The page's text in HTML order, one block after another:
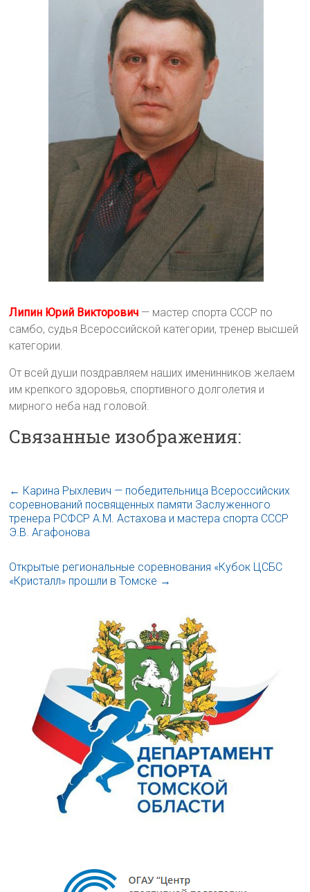
Липин Юрий Викторович — мастер спорта СССР по
самбо, судья Всероссийской категории, тренер высшей
категории.
От всей души поздравляем наших именинников желаем
им крепкого здоровья, спортивного долголетия и
мирного неба над головой.
Связанные изображения:
← Карина Рыхлевич — победительница Всероссийских
соревнований посвященных памяти Заслуженного
тренера РСФСР А.М. Астахова и мастера спорта СССР
Э.В. Агафонова
Открытые региональные соревнования «Кубок ЦСБС
«Кристалл» прошли в Томске →